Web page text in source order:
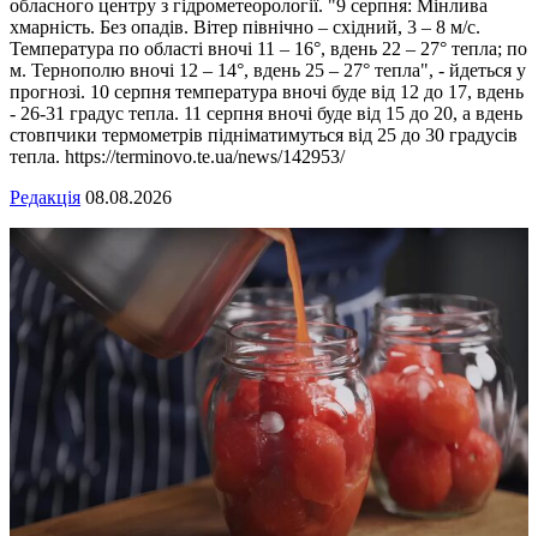
обласного центру з гідрометеорології. "9 серпня: Мінлива
хмарність. Без опадів. Вітер північно – східний, 3 – 8 м/с.
Температура по області вночі 11 – 16°, вдень 22 – 27° тепла; по
м. Тернополю вночі 12 – 14°, вдень 25 – 27° тепла", - йдеться у
прогнозі. 10 серпня температура вночі буде від 12 до 17, вдень
- 26-31 градус тепла. 11 серпня вночі буде від 15 до 20, а вдень
стовпчики термометрів підніматимуться від 25 до 30 градусів
тепла. https://terminovo.te.ua/news/142953/
Редакція 08.08.2026